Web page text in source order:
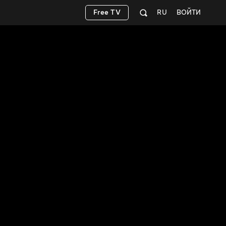
ВОЙТИ
RU
Free TV